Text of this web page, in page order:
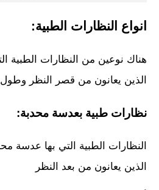
انواع النظارات الطبية:
هناك نوعين من النظارات الطبية
الذين يعانون من قصر النظر
نظارات طبية بعدسة محدبة:
النظارات الطبية التي بها عدسة
الذين يعانون من بعد النظر